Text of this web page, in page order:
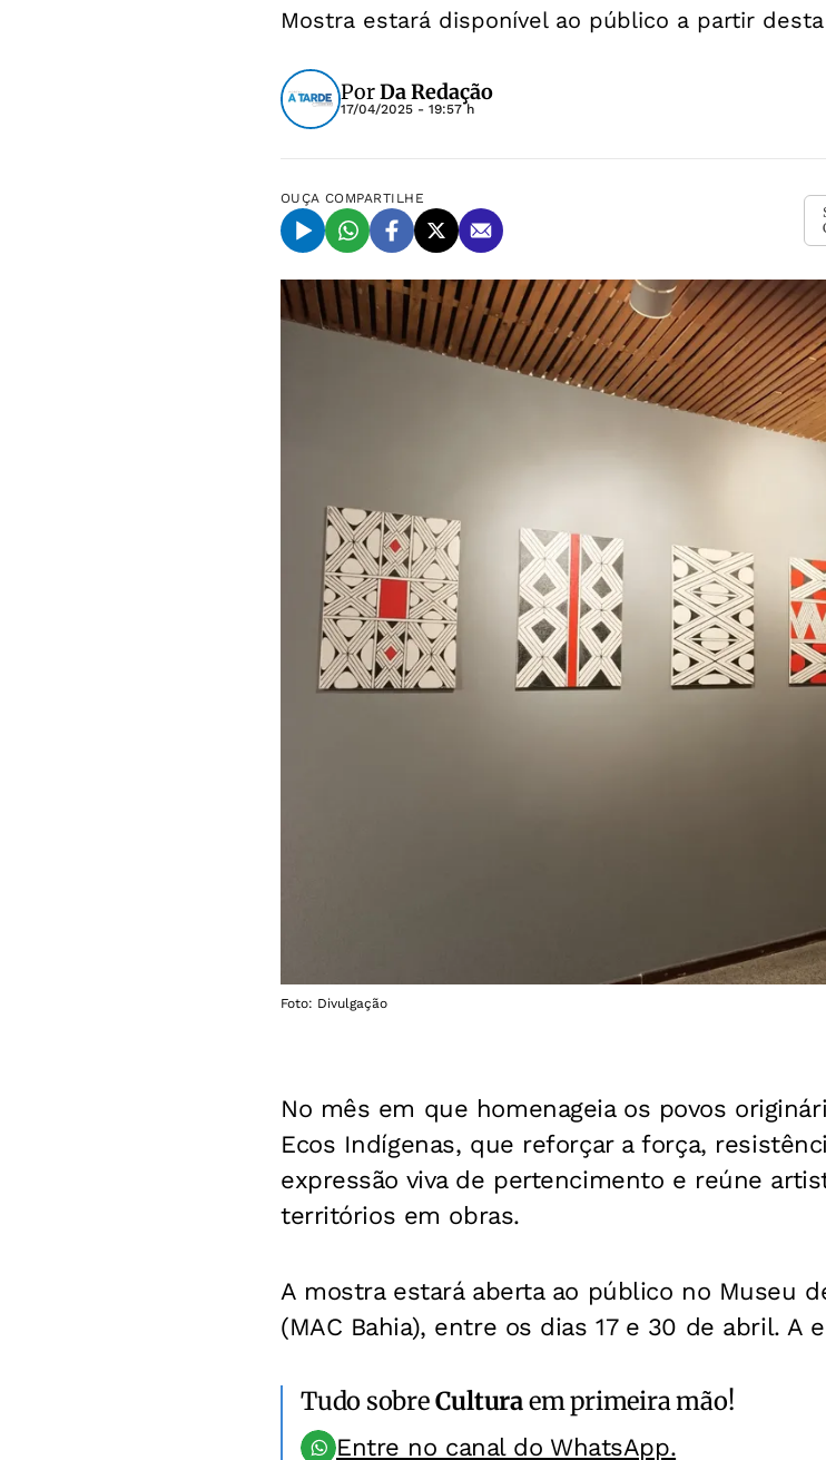
Mostra estará disponível ao público a partir
PorDa Redação
17/04/2025 - 19:57 h
OUÇA COMPARTILHE
Foto: Divulgação
No mês em que homenageia os povos
Ecos Indígenas, que reforçar a força,
expressão viva de pertencimento e reúne
territórios em obras.
A mostra estará aberta ao público no Museu
(MAC Bahia), entre os dias 17 e 30 de abril. A
Tudo sobreCulturaem primeira mão!
Entre no canal do WhatsApp.